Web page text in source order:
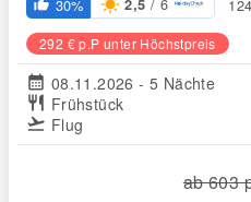
thumb_up_alt 30% 2,5
292 € p.P unter Höchstpreis
calendar_month 08.11.2026 - 5 Nächte
restaurant Frühstück
flight_takeoff Flug
ab 603